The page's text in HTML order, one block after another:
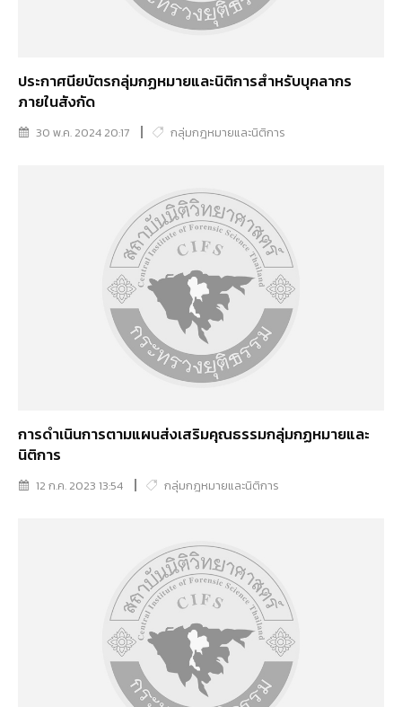
ประกาศนียบัตรกลุ่มกฏหมายและนิติการสำหรับบุคลากร
ภายในสังกัด
30 พ.ค. 2024 20:17 กลุ่มกฎหมายและนิติการ
การดำเนินการตามแผนส่งเสริมคุณธรรมกลุ่มกฏหมายและ
นิติการ
12 ก.ค. 2023 13:54 กลุ่มกฎหมายและนิติการ